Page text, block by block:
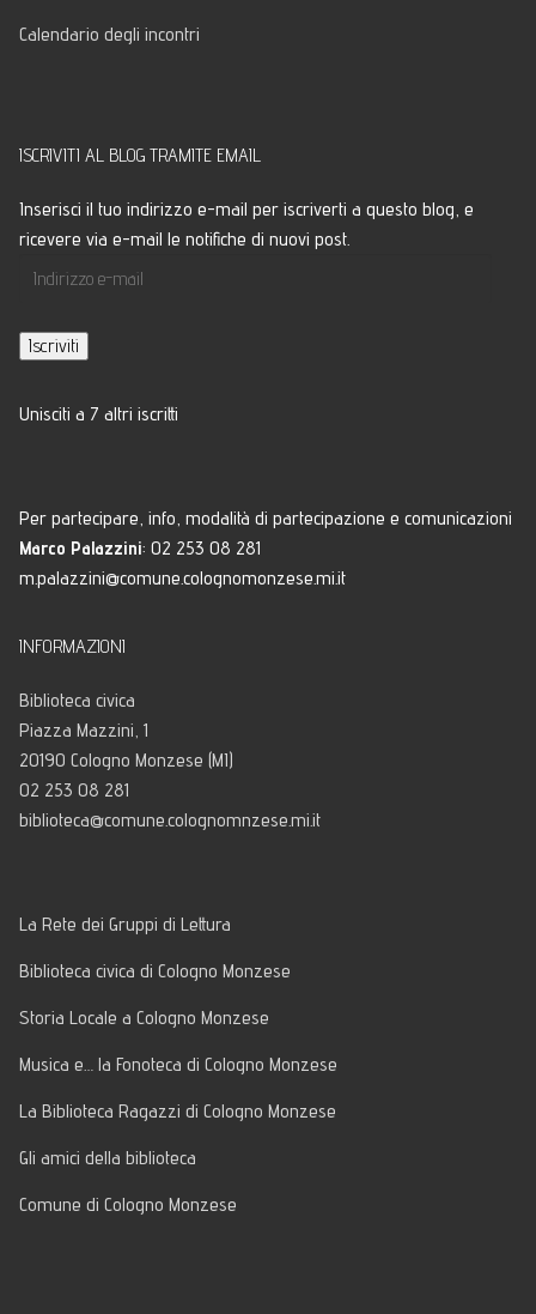
Calendario degli incontri
ISCRIVITI AL BLOG TRAMITE EMAIL
Inserisci il tuo indirizzo e-mail per iscriverti a questo blog, e
ricevere via e-mail le notifiche di nuovi post.
Indirizzo
mail
Iscriviti
Unisciti a 7 altri iscritti
Per partecipare, info, modalità di partecipazione e comunicazioni
Marco Palazzini: 02 253 08 281
m.palazzini@comune.colognomonzese.mi.it
INFORMAZIONI
Biblioteca civica
Piazza Mazzini, 1
20190 Cologno Monzese (MI)
02 253 08 281
biblioteca@comune.colognomnzese.mi.it
La Rete dei Gruppi di Lettura
Biblioteca civica di Cologno Monzese
Storia Locale a Cologno Monzese
Musica e… la Fonoteca di Cologno Monzese
La Biblioteca Ragazzi di Cologno Monzese
Gli amici della biblioteca
Comune di Cologno Monzese